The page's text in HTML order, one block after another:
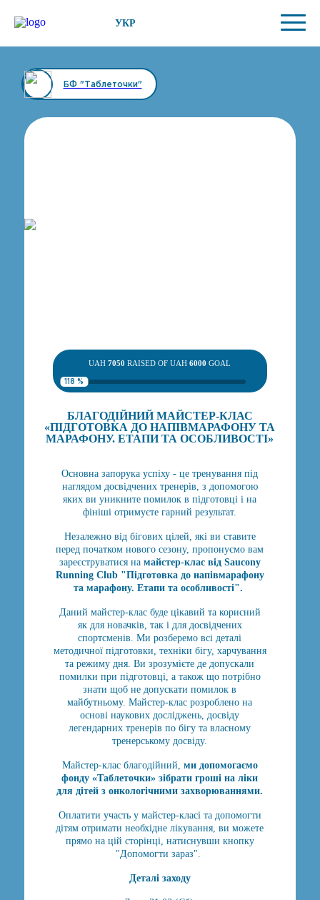
УКР
БФ "Таблеточки"
UAH7050 RAISED OF UAH6000 GOAL
118 %
БЛАГОДІЙНИЙ МАЙСТЕР-КЛАС
«ПІДГОТОВКА ДО НАПІВМАРАФОНУ ТА
МАРАФОНУ. ЕТАПИ ТА ОСОБЛИВОСТІ»
Основна запорука успіху - це тренування під
наглядом досвідчених тренерів, з допомогою
яких ви уникните помилок в підготовці і на
фініші отримуєте гарний результат.
Незалежно від бігових цілей, які ви ставите
перед початком нового сезону, пропонуємо вам
зареєструватися на майстер-клас від Saucony
Running Club "Підготовка до напівмарафону
та марафону. Етапи та особливості".
Даний майстер-клас буде цікавий та корисний
як для новачків, так і для досвідчених
спортсменів. Ми розберемо всі деталі
методичної підготовки, техніки бігу, харчування
та режиму дня. Ви зрозумієте де допускали
помилки при підготовці, а також що потрібно
знати щоб не допускати помилок в
майбутньому. Майстер-клас розроблено на
основі наукових досліджень, досвіду
легендарних тренерів по бігу та власному
тренерському досвіду.
Майстер-клас благодійний, ми допомогаємо
фонду «Таблеточки» зібрати гроші на ліки
для дітей з онкологічними захворюваннями.
Оплатити участь у майстер-класі та допомогти
дітям отримати необхідне лікування, ви можете
прямо на цій сторінці, натиснувши кнопку
"Допомогти зараз".
Деталі заходу